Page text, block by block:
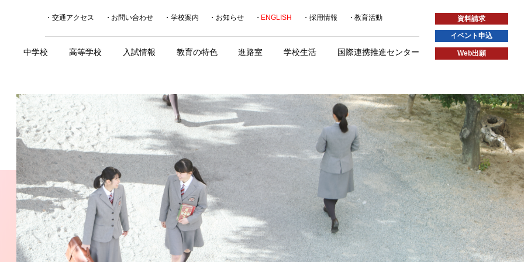
中学校 高等学校 入試情報 教育の特色 進路室 学校生活 国際連携推進センター
交通アクセス お問い合わせ 学校案内 お知らせ ENGLISH 採用情報 教育活動 資料請求
イベント申込
Web出願